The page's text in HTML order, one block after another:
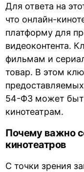
Для ответа на
что онлайн-
платформу для
видеоконтента.
фильмам и
товар. В этом
предоставляемых
54-ФЗ может
кинотеатрам.
Почему важно
кинотеатров
С точки зрения